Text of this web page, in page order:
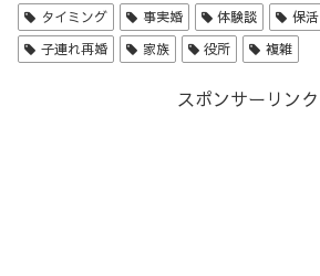
タイミング
事実婚 体験談 保活
子連れ再婚
家族 役所 複雑
スポンサーリンク